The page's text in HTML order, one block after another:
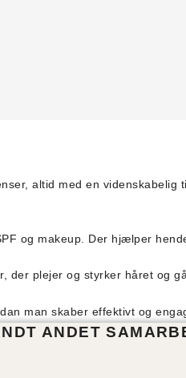
altid med en
og makeup. Der hjælper
plejer og styrker håret og
man skaber effektivt og
ANDET